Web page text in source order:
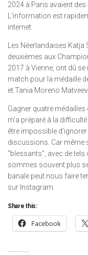
2024 à Paris avaient des
L’information est
internet.
Les Néerlandaises
deuxièmes aux
2017 à Vienne, ont dû
match pour la médaille
et Tania Moreno
Gagner quatre
m’a préparé à la
être impossible
discussions. Car même
“blessants”, avec de
sommes souvent plus
banale peut nous faire
sur Instagram.
Share this:
Facebook